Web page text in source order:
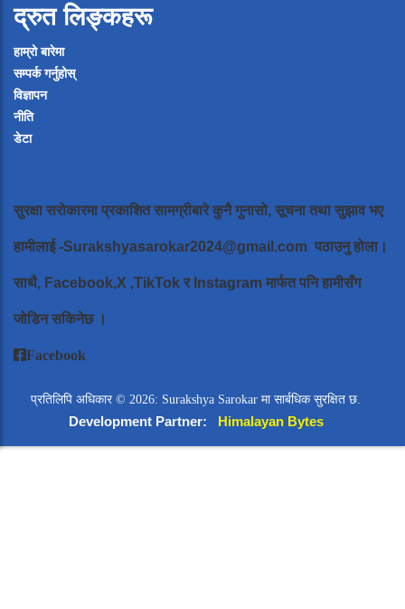
द्रुत लिङ्कहरू
हाम्रो बारेमा
सम्पर्क गर्नुहोस्
विज्ञापन
नीति
डेटा
सुरक्षा सरोकारमा प्रकाशित सामग्रीबारे कुनै गुनासो, सूचना तथा सुझाव भए
हामीलाई-Surakshyasarokar2024@gmail.com पठाउनु होला।
साथै, Facebook,X ,TikTok र Instagram मार्फत पनि हामीसँग
जोडिन सकिनेछ ।
Facebook
प्रतिलिपि अधिकार © 2026: Surakshya Sarokar मा सार्बधिक सुरक्षित छ.
Development Partner: Himalayan Bytes